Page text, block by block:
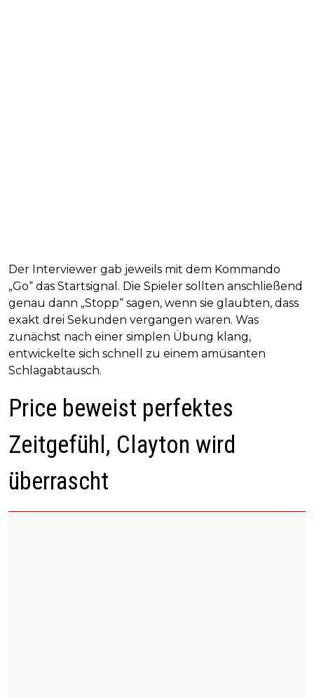
Der Interviewer gab jeweils mit dem Kommando
„Go“ das Startsignal. Die Spieler sollten anschließend
genau dann „Stopp“ sagen, wenn sie glaubten, dass
exakt drei Sekunden vergangen waren. Was
zunächst nach einer simplen Übung klang,
entwickelte sich schnell zu einem amüsanten
Schlagabtausch.
Price beweist perfektes
Zeitgefühl, Clayton wird
überrascht